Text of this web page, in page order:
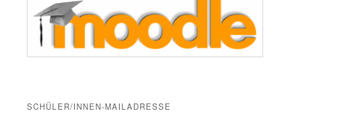
SCHÜLER/INNEN-MAILADRESSE